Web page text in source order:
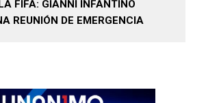
FIFA: GIANNI INFANTINO
REUNIÓN DE EMERGENCIA